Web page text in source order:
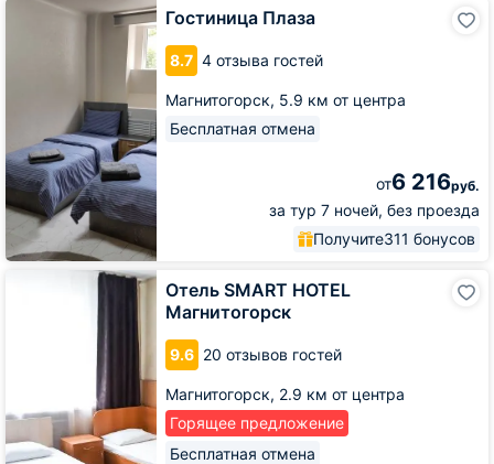
Гостиница Плаза
8.7 4 отзыва гостей
Магнитогорск, 5.9 км от центра
Бесплатная отмена
от6 216руб.
за тур 7 ночей, без проезда
Получите311 бонусов
Гостиница
Отель SMART HOTEL
Магнитогорск
9.6 20 отзывов гостей
Магнитогорск, 2.9 км от центра
Горящее предложение
Бесплатная отмена